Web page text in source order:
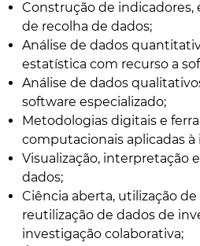
Construção de indicadores,
de recolha de dados;
Análise de dados
estatística com recurso a
Análise de dados
software especializado;
Metodologias digitais e
computacionais aplicadas à
Visualização, interpretação
dados;
Ciência aberta, utilização
reutilização de dados de
investigação colaborativa;